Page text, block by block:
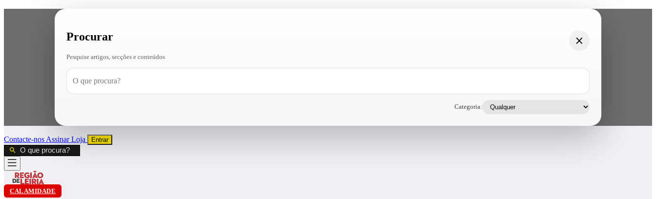
Procurar
Pesquise artigos, secções e conteúdos
Categoria:
Contacte-nos AssinarLoja Entrar
CALAMIDADE